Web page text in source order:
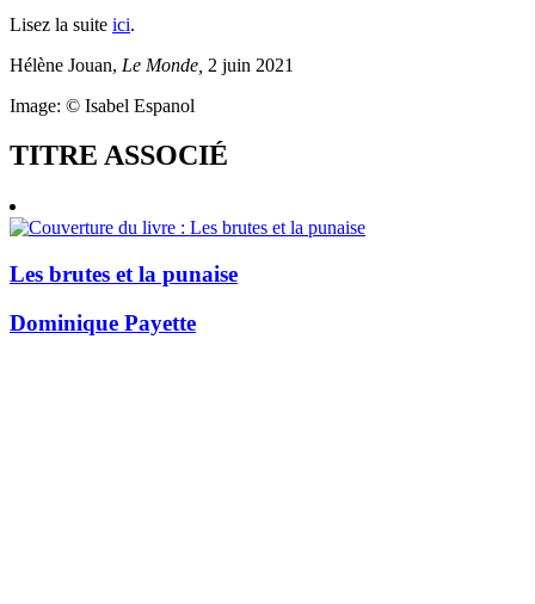
Lisez la suite ici.
Hélène Jouan, Le Monde, 2 juin 2021
Image: © Isabel Espanol
TITRE ASSOCIÉ
Les brutes et la punaise
Dominique Payette